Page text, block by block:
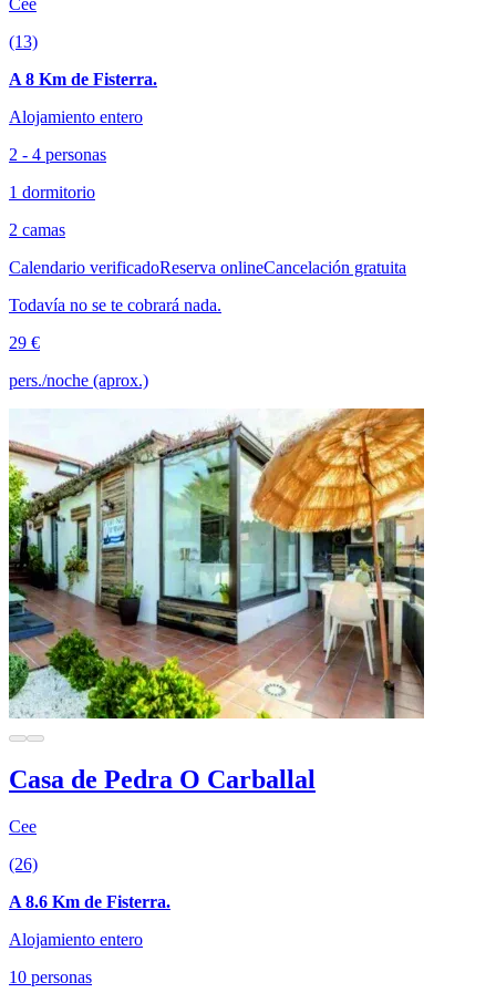
Cee
(13)
A 8 Km de Fisterra.
Alojamiento entero
2 - 4 personas
1 dormitorio
2 camas
Calendario verificadoReserva onlineCancelación gratuita
Todavía no se te cobrará nada.
29 €
pers./noche (aprox.)
Casa de Pedra O Carballal
Cee
(26)
A 8.6 Km de Fisterra.
Alojamiento entero
10 personas